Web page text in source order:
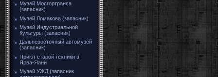
Музей Мосгортранса
(запасник)
Музей Ломакова (запасник)
Музей Индустриальной
Культуры (запасник)
Дальневосточный автомузей
(запасник)
Приют старой техники в
Ярва-Яани
Музей УЖД (запасник